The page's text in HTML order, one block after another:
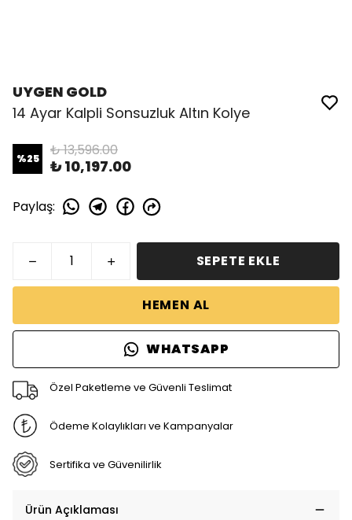
UYGEN GOLD
14 Ayar Kalpli Sonsuzluk Altın Kolye
%25 ₺ 13,596.00
₺ 10,197.00
Paylaş:
SEPETE EKLE
HEMEN AL
WHATSAPP
Özel Paketleme ve Güvenli Teslimat
Ödeme Kolaylıkları ve Kampanyalar
Sertifika ve Güvenilirlik
Ürün Açıklaması